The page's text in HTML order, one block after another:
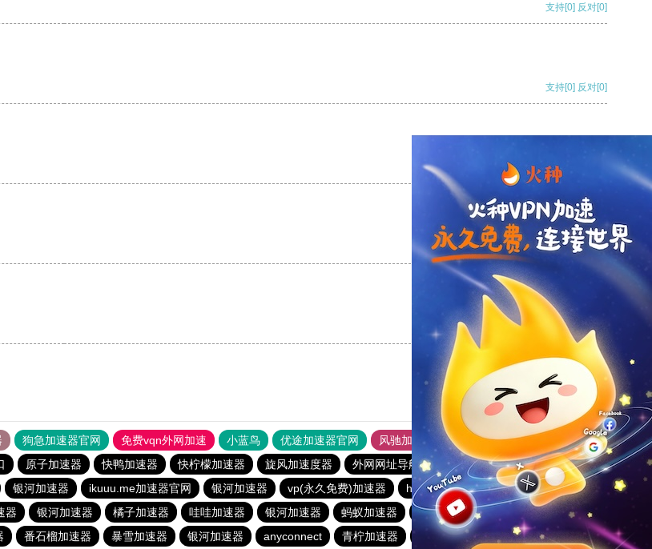
支持[0] 反对[0]
支持[0] 反对[0]
支持
支持[0] 反对[0]
支持[0] 反对[0]
狗急加速器官网 免费vqn外网加速 小蓝鸟 优途加速器官网 风驰加速器
旋风加速器
原子加速器 快鸭加速器 快柠檬加速器 旋风加速度器 外网网址导航 软件中心
银河加速器
银河加速器 ikuuu.me加速器官网 银河加速器 vp(永久免费)加速器 hammer加速器
vp(永久免费)加速器
器 银河加速器 橘子加速器 哇哇加速器 银河加速器 蚂蚁加速器 银河加速器
纵云梯加速器
番石榴加速器 暴雪加速器 银河加速器 anyconnect 青柠加速器 veee加速器 银河加速器 暴雪加速器